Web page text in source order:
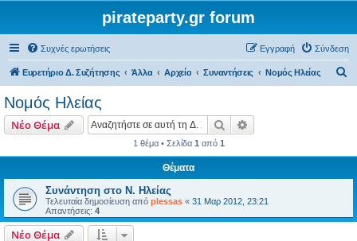
pirateparty.gr forum
Συχνές ερωτήσεις Σύνδεση
Εγγραφή
Ευρετήριο Δ. Συζήτησης Άλλα Αρχείο Συναντήσεις Νομός Ηλείας‎
η
Νομός Ηλείας‎
Νέο Θέμα Αναζήτηση
1 θέμα • Σελίδα 1 από 1
Θέματα
Συνάντηση στο Ν. Ηλείας
Τελευταία δημοσίευση από plessas « 31 Μαρ 2012, 23:21
Απαντήσεις: 4
Νέο Θέμα